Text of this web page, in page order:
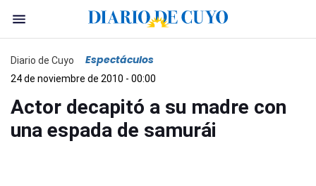
Diario de Cuyo Espectáculos
24 de noviembre de 2010 - 00:00
Actor decapitó a su madre con
una espada de samurái